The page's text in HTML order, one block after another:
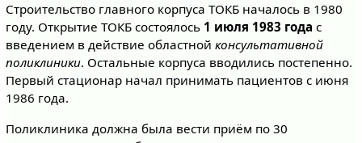
Строительство главного корпуса ТОКБ началось в 1980
году. Открытие ТОКБ состоялось 1 июля 1983 года с
введением в действие областной консультативной
поликлиники. Остальные корпуса вводились постепенно.
Первый стационар начал принимать пациентов с июня
1986 года.
Поликлиника должна была вести приём по 30